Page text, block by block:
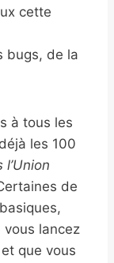
cette
bugs, de la
à tous les
les 100
de
vous lancez
que vous